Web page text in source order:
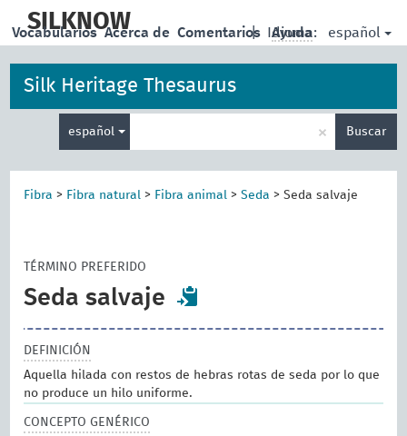
main
SILKNOW | Idioma: español
Vocabularios Acerca de Comentarios Ayuda
Silk Heritage Thesaurus
español × Buscar
Fibra > Fibra natural > Fibra animal >Seda >Seda salvaje
TÉRMINO PREFERIDO
Seda salvaje
DEFINICIÓN
Aquella hilada con restos de hebras rotas de seda por lo que
no produce un hilo uniforme.
CONCEPTO GENÉRICO